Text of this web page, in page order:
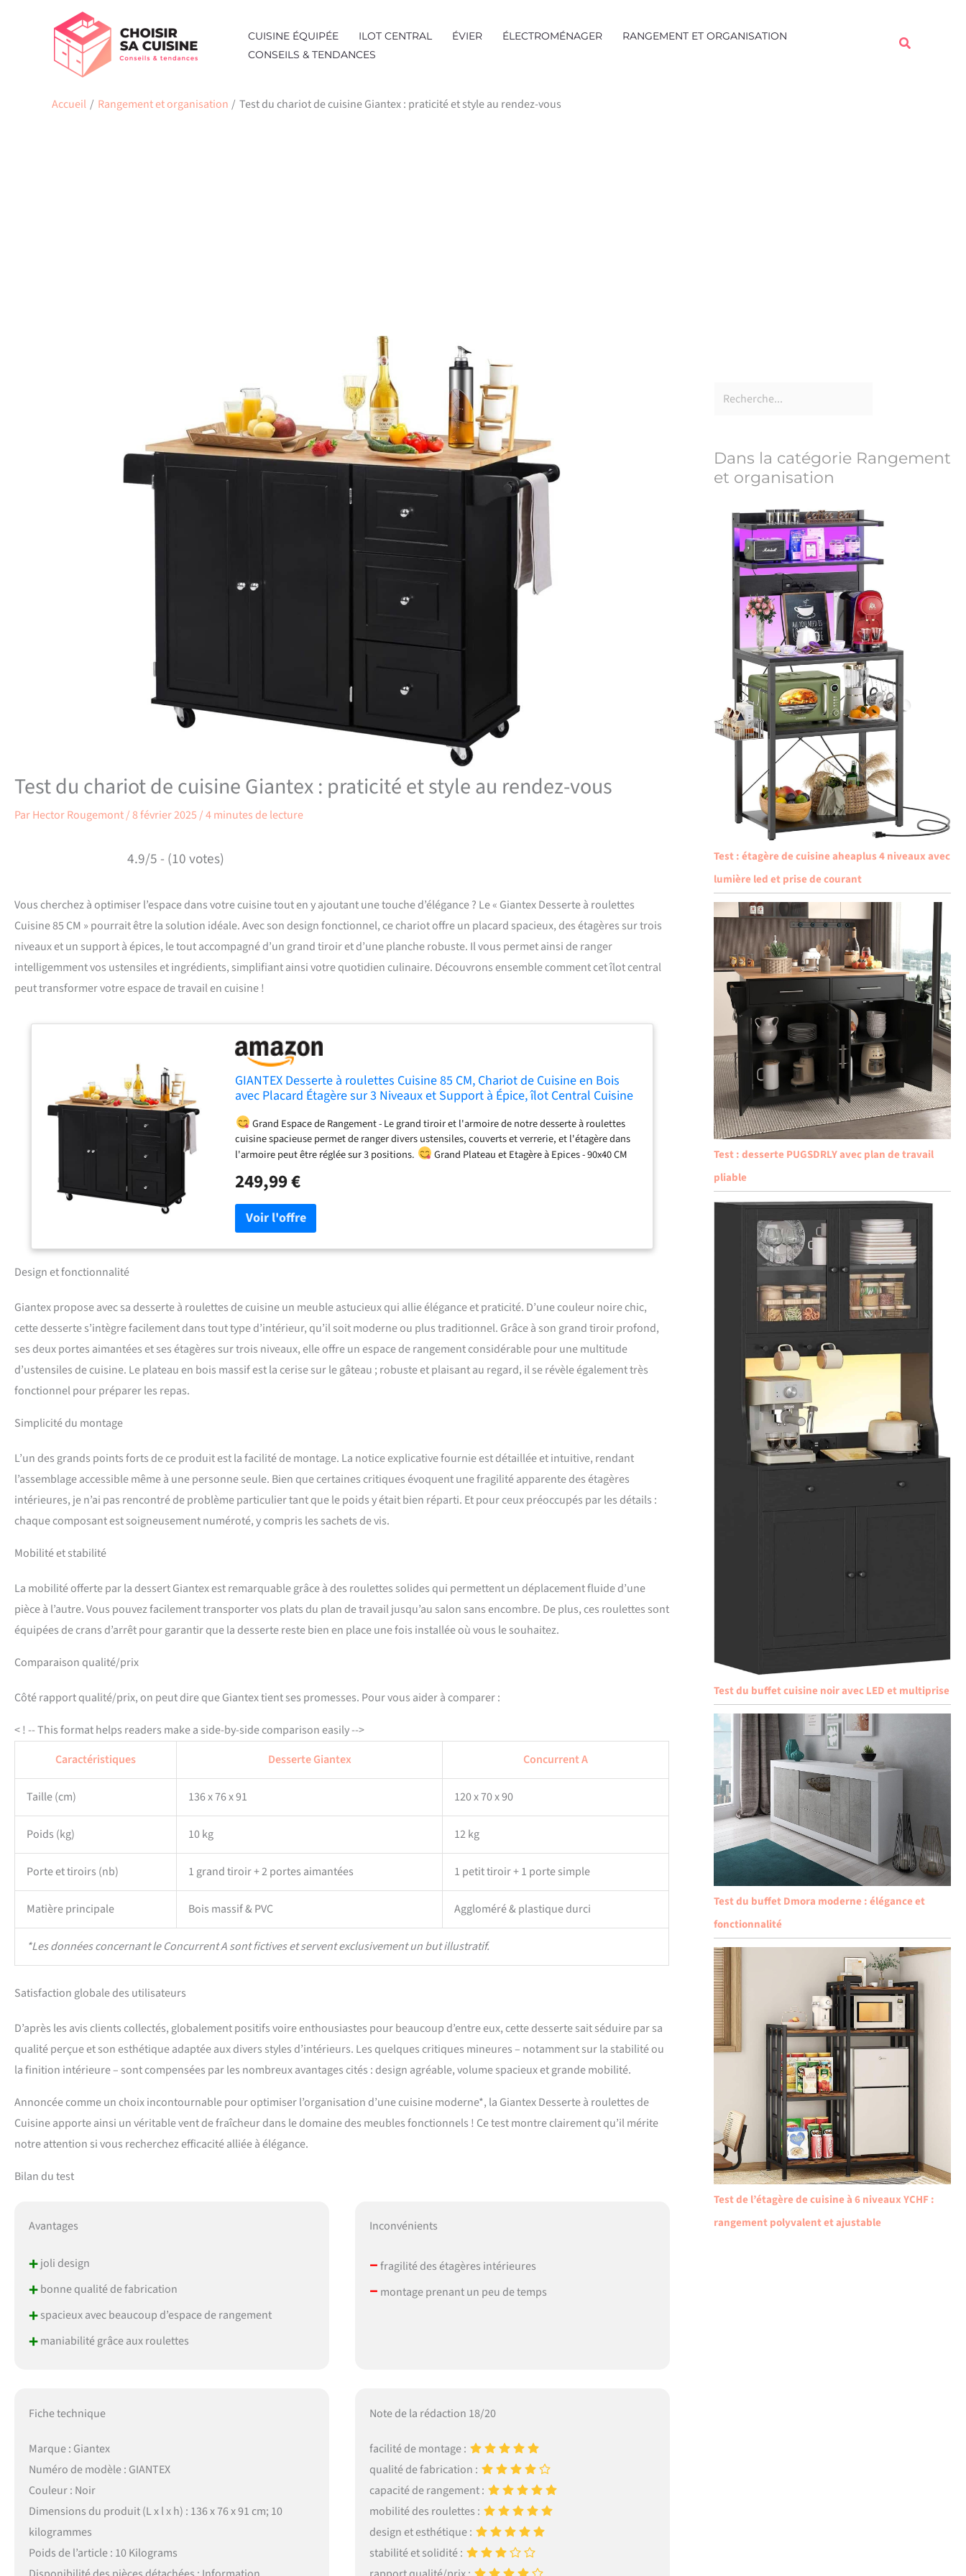
CUISINE ÉQUIPÉE ILOT CENTRAL ÉVIER ÉLECTROMÉNAGER
RANGEMENT ET ORGANISATION
CONSEILS & TENDANCES
Rechercher
Accueil Rangement et organisation Test du chariot de cuisine Giantex : praticité et style au rendez-vous
Test du chariot de cuisine Giantex : praticité et style au rendez-vous
ParHector Rougemont/8 février 2025/4 minutes de lecture
4.9/5 - (10 votes)
Vous cherchez à optimiser l’espace dans votre cuisine tout en y ajoutant une touche d’élégance ? Le « Giantex Desserte à roulettes
Cuisine 85 CM » pourrait être la solution idéale. Avec son design fonctionnel, ce chariot offre un placard spacieux, des étagères sur trois
niveaux et un support à épices, le tout accompagné d’un grand tiroir et d’une planche robuste. Il vous permet ainsi de ranger
intelligemment vos ustensiles et ingrédients, simplifiant ainsi votre quotidien culinaire. Découvrons ensemble comment cet îlot central
peut transformer votre espace de travail en cuisine !
GIANTEX Desserte à roulettes Cuisine 85 CM, Chariot de Cuisine en Bois
avec Placard Étagère sur 3 Niveaux et Support à Épice, îlot Central Cuisine
Grand Espace de Rangement - Le grand tiroir et l'armoire de notre desserte à roulettes
cuisine spacieuse permet de ranger divers ustensiles, couverts et verrerie, et l'étagère dans
l'armoire peut être réglée sur 3 positions.
Grand Plateau et Etagère à Epices - 90x40 CM
épices facilement. Capacité de charge de îlot central cuisine : tiroir 10 KG, chaque étagère 10
KG.
4 Roulettes Flexible - Le chariot de cuisine est équipé de 4 roues universelles qui
peuvent conduire à 360 degrés, vitesse rapide, direction de conduite complète et conduite
sensible. 2 d’entre elles ont des fonctions de freinage pour empêcher efficacement le
glissement accidentel.
Matériaux de Haute qualité - Fabriqué en MDF et Panneaux de
l’eau et aux températures élevées.
249,99 €
Design et fonctionnalité
Giantex propose avec sa desserte à roulettes de cuisine un meuble astucieux qui allie élégance et praticité. D’une couleur noire chic,
cette desserte s’intègre facilement dans tout type d’intérieur, qu’il soit moderne ou plus traditionnel. Grâce à son grand tiroir profond,
ses deux portes aimantées et ses étagères sur trois niveaux, elle offre un espace de rangement considérable pour une multitude
d’ustensiles de cuisine. Le plateau en bois massif est la cerise sur le gâteau ; robuste et plaisant au regard, il se révèle également très
fonctionnel pour préparer les repas.
Simplicité du montage
L’un des grands points forts de ce produit est la facilité de montage. La notice explicative fournie est détaillée et intuitive, rendant
l’assemblage accessible même à une personne seule. Bien que certaines critiques évoquent une fragilité apparente des étagères
intérieures, je n’ai pas rencontré de problème particulier tant que le poids y était bien réparti. Et pour ceux préoccupés par les détails :
chaque composant est soigneusement numéroté, y compris les sachets de vis.
Mobilité et stabilité
La mobilité offerte par la dessert Giantex est remarquable grâce à des roulettes solides qui permettent un déplacement fluide d’une
pièce à l’autre. Vous pouvez facilement transporter vos plats du plan de travail jusqu’au salon sans encombre. De plus, ces roulettes sont
équipées de crans d’arrêt pour garantir que la desserte reste bien en place une fois installée où vous le souhaitez.
Comparaison qualité/prix
Côté rapport qualité/prix, on peut dire que Giantex tient ses promesses. Pour vous aider à comparer :
< ! -- This format helps readers make a side-by-side comparison easily -->
Caractéristiques
Desserte Giantex Concurrent A
Taille (cm) 136 x 76 x 91 120 x 70 x 90
Poids (kg) 10 kg 12 kg
Porte et tiroirs (nb) 1 grand tiroir + 2 portes aimantées 1 petit tiroir + 1 porte simple
Matière principale Bois massif & PVC Aggloméré & plastique durci
*Les données concernant le Concurrent A sont fictives et servent exclusivement un but illustratif.
Satisfaction globale des utilisateurs
D’après les avis clients collectés, globalement positifs voire enthousiastes pour beaucoup d’entre eux, cette desserte sait séduire par sa
qualité perçue et son esthétique adaptée aux divers styles d’intérieurs. Les quelques critiques mineures – notamment sur la stabilité ou
la finition intérieure – sont compensées par les nombreux avantages cités : design agréable, volume spacieux et grande mobilité.
Annoncée comme un choix incontournable pour optimiser l’organisation d’une cuisine moderne*, la Giantex Desserte à roulettes de
Cuisine apporte ainsi un véritable vent de fraîcheur dans le domaine des meubles fonctionnels ! Ce test montre clairement qu’il mérite
notre attention si vous recherchez efficacité alliée à élégance.
Bilan du test
Avantages
+joli design
+bonne qualité de fabrication
+spacieux avec beaucoup d’espace de rangement
+maniabilité grâce aux roulettes
Inconvénients
–fragilité des étagères intérieures
– montage prenant un peu de temps
Fiche technique
Marque : Giantex
Numéro de modèle : GIANTEX
Couleur : Noir
Dimensions du produit (L x l x h) : 136 x 76 x 91 cm; 10
kilogrammes
Poids de l’article : 10 Kilograms
Note de la rédaction 18/20
facilité de montage :
qualité de fabrication :
capacité de rangement :
mobilité des roulettes :
design et esthétique :
stabilité et solidité :
Dans la catégorie Rangement
et organisation
Test : étagère de cuisine aheaplus 4 niveaux avec
lumière led et prise de courant
Test : desserte PUGSDRLY avec plan de travail
pliable
Test du buffet cuisine noir avec LED et multiprise
Test du buffet Dmora moderne : élégance et
fonctionnalité
Test de l’étagère de cuisine à 6 niveaux YCHF :
rangement polyvalent et ajustable